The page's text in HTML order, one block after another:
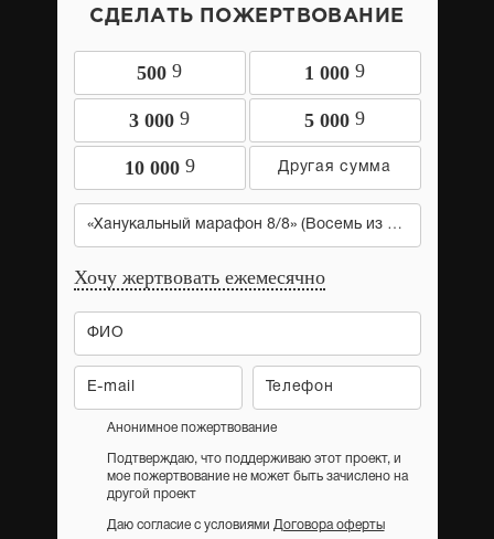
СДЕЛАТЬ ПОЖЕРТВОВАНИЕ
500 9 1 000 9
3 000 9 5 000 9
10 000 9
«Ханукальный марафон 8/8» (Восемь из восьми)
Хочу жертвовать ежемесячно
Анонимное пожертвование
Подтверждаю, что поддерживаю этот проект, и
мое пожертвование не может быть зачислено на
другой проект
Даю согласие с условиями Договора оферты